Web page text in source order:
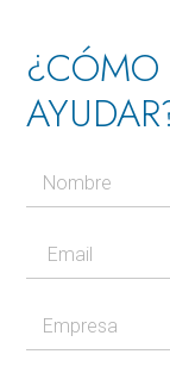
¿CÓMO